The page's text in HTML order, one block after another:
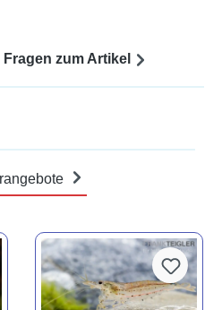
Fragen zum Artikel